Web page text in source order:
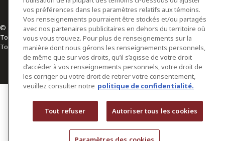
© 2026 Osler, Hoskin & Harcourt S.E.N.C.R.L./s.r.l.
Tous droits réservés
Toronto | Montréal | Calgary | Vancouver | Ottawa | New York
vos préférences dans les paramètres relatifs aux témoins.
Vos renseignements pourraient être stockés et/ou partagés
avec nos partenaires publicitaires en dehors du territoire où
vous vous trouvez. Pour plus de renseignements sur la
manière dont nous gérons les renseignements personnels,
de même que sur vos droits, qu’il s’agisse de votre droit
d’accéder à vos renseignements personnels, votre droit de
les corriger ou votre droit de retirer votre consentement,
veuillez consulter notre politique de confidentialité.
Tout refuser Autoriser tous les cookies